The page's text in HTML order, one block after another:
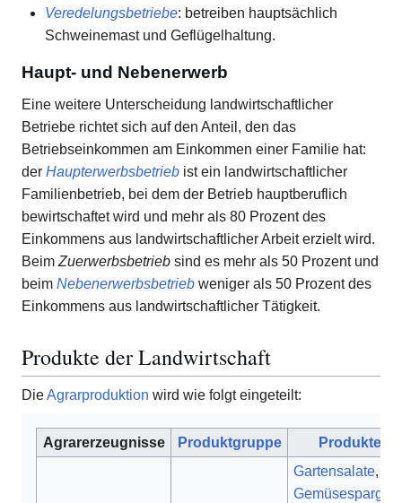
Veredelungsbetriebe: betreiben hauptsächlich
Schweinemast und Geflügelhaltung.
Haupt- und Nebenerwerb
Eine weitere Unterscheidung landwirtschaftlicher
Betriebe richtet sich auf den Anteil, den das
Betriebseinkommen am Einkommen einer Familie hat:
der Haupterwerbsbetrieb ist ein landwirtschaftlicher
Familienbetrieb, bei dem der Betrieb hauptberuflich
bewirtschaftet wird und mehr als 80 Prozent des
Einkommens aus landwirtschaftlicher Arbeit erzielt wird.
Beim Zuerwerbsbetrieb sind es mehr als 50 Prozent und
beim Nebenerwerbsbetrieb weniger als 50 Prozent des
Einkommens aus landwirtschaftlicher Tätigkeit.
Produkte der Landwirtschaft
DieAgrarproduktion wird wie folgt eingeteilt:
Agrarerzeugnisse Produktgruppe Produkte
Gartensalate,
Gemüsespargel